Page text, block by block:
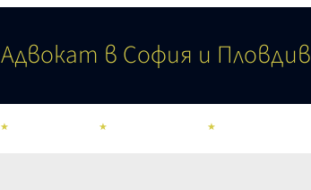
Адвокат в София и Пловдив